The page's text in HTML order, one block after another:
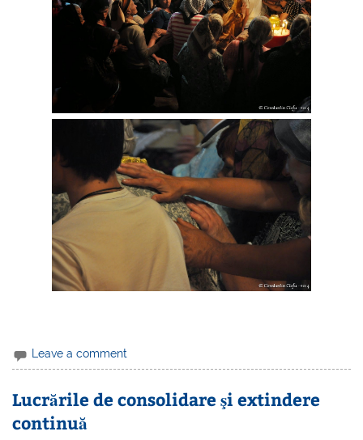
Leave a comment
Lucrările de consolidare şi extindere
continuă